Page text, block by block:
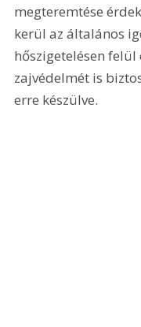
megteremtése
kerül az általános
hőszigetelésen
zajvédelmét is
erre készülve.